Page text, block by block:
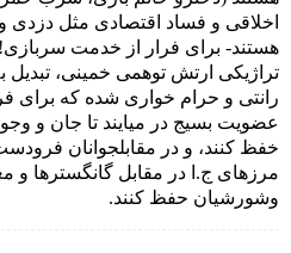
اخلاقی و فساد اقتصادی مثل دزدی
هستند- برای فرار از خدمت
تراژیکی ارتش توهمی خمینی،
رانتی و حرام خواری شده که برای
عضویت بسیج در میایند تا جان و
خفظ کنند، و در مقابلجوانان
مرزهای ج.ا در مقابل گانگسترها و
وشورشیان حفظ کنند.